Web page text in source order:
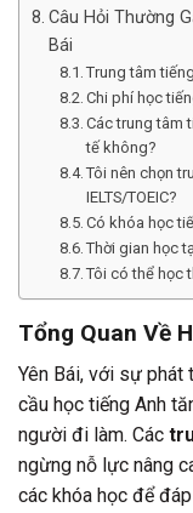
Câu Hỏi Thường
Bái
Trung tâm
Chi phí học
Các trung tâm
tế không?
Tôi nên chọn
IELTS/TOEIC?
Có khóa học
Thời gian học
Tôi có thể học
Tổng Quan Về
Yên Bái, với sự phát
cầu học tiếng Anh
người đi làm. Các
ngừng nỗ lực nâng
các khóa học để